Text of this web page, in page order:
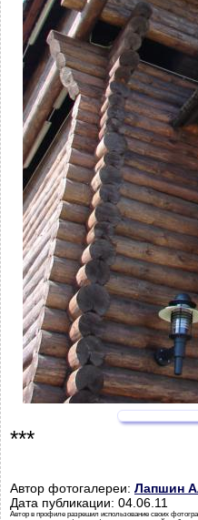
***
Автор фотогалереи: Лапшин
Дата публикации: 04.06.11
Автор в профиле разрешил использование своих